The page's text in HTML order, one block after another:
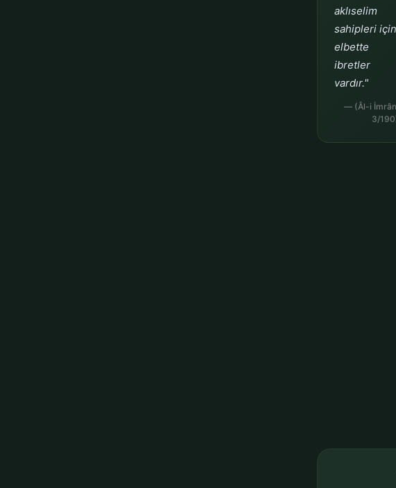
aklıselim
sahipleri için
elbette
ibretler
vardır."
— (Âl-i İmrân,
3/